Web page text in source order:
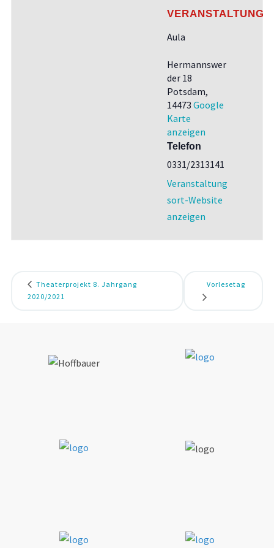
Aula
Hermannswer
der 18
Potsdam,
14473 Google
Karte
anzeigen
Telefon
0331/2313141
Veranstaltung
sort-Website
anzeigen
Theaterprojekt 8. Jahrgang
2020/2021
Vorlesetag